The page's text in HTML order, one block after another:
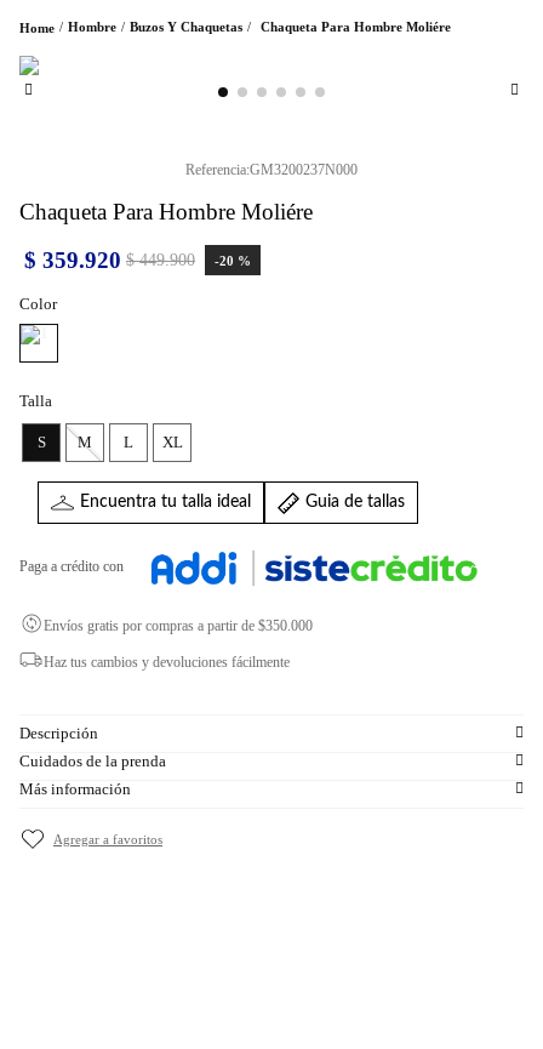
Hombre Buzos Y Chaquetas Chaqueta Para Hombre Moliére
Referencia:GM3200237N000
Chaqueta Para Hombre Moliére
$ 449.900
$ 359.920 -20 %
Color
Talla
S M L XL
Encuentra tu talla ideal Guia de tallas
Paga a crédito con
Envíos gratis por compras a partir de $350.000
Haz tus cambios y devoluciones fácilmente
Descripción
Cuidados de la prenda
Más información